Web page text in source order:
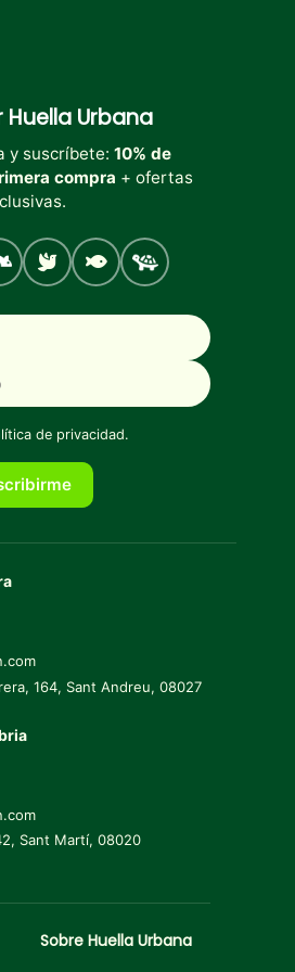
Huella Urbana
y suscríbete: 10% de
compra + ofertas
Aves PecesTortugas
de privacidad.
164, Sant Andreu, 08027
Sant Martí, 08020
Sobre Huella Urbana